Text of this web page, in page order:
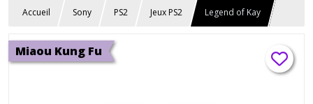
Accueil Sony PS2 Jeux PS2 Legend of Kay
Miaou Kung Fu